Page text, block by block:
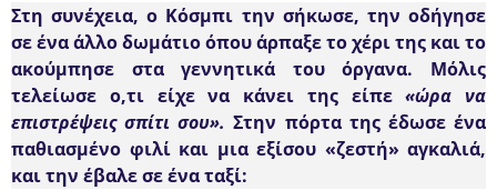
Στη συνέχεια, ο Κόσμπι την σήκωσε, την οδήγησε
σε ένα άλλο δωμάτιο όπου άρπαξε το χέρι της και το
ακούμπησε στα γεννητικά του όργανα. Μόλις
τελείωσε ο,τι είχε να κάνει της είπε«ώρα να
επιστρέψεις σπίτι σου». Στην πόρτα της έδωσε ένα
παθιασμένο φιλί και μια εξίσου «ζεστή» αγκαλιά,
και την έβαλε σε ένα ταξί: